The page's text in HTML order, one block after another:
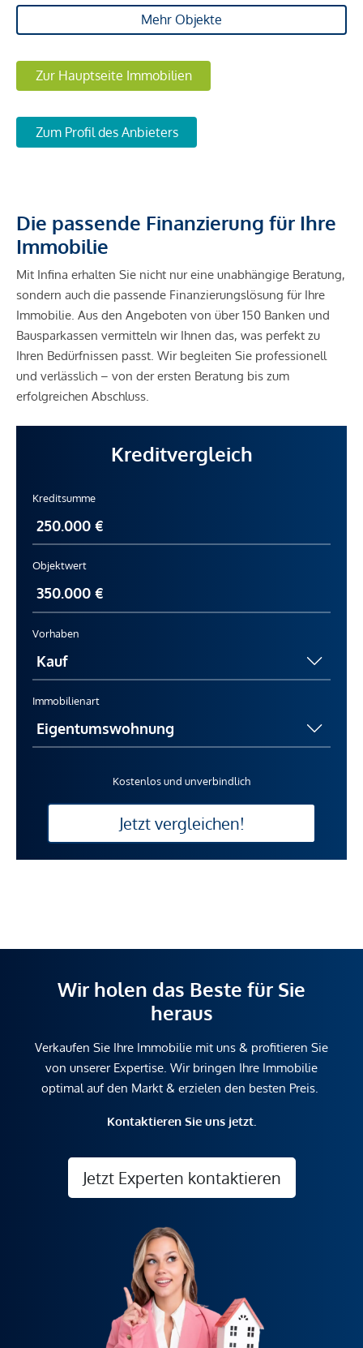
Mehr Objekte
Zur Hauptseite Immobilien
Zum Profil des Anbieters
Die passende Finanzierung für Ihre
Immobilie
Mit Infina erhalten Sie nicht nur eine unabhängige Beratung,
sondern auch die passende Finanzierungslösung für Ihre
Immobilie. Aus den Angeboten von über 150 Banken und
Bausparkassen vermitteln wir Ihnen das, was perfekt zu
Ihren Bedürfnissen passt. Wir begleiten Sie professionell
und verlässlich – von der ersten Beratung bis zum
erfolgreichen Abschluss.
Kreditvergleich
Kreditsumme
Objektwert
Vorhaben
Immobilienart
Kostenlos und unverbindlich
Jetzt vergleichen!
Wir holen das Beste für Sie
heraus
Verkaufen Sie Ihre Immobilie mit uns & profitieren Sie
von unserer Expertise. Wir bringen Ihre Immobilie
optimal auf den Markt & erzielen den besten Preis.
Kontaktieren Sie uns jetzt.
Jetzt Experten kontaktieren